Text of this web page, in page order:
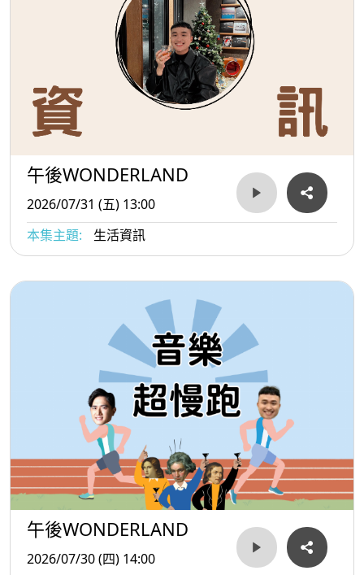
午後WONDERLAND
2026/07/31 (五) 13:00
本集主題:
生活資訊
午後WONDERLAND
2026/07/30 (四) 14:00